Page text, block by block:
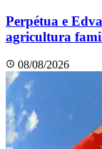
Perpétua e
agricultura
08/08/2026